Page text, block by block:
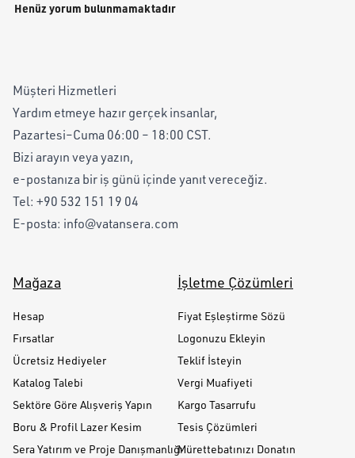
Henüz yorum bulunmamaktadır
Müşteri Hizmetleri
Yardım etmeye hazır gerçek insanlar,
Pazartesi–Cuma 06:00 – 18:00 CST.
Bizi arayın veya yazın,
e-postanıza bir iş günü içinde yanıt vereceğiz.
Tel: +90 532 151 19 04
E-posta: info@vatansera.com
Mağaza
Hesap
Fırsatlar
Ücretsiz Hediyeler
Katalog Talebi
Sektöre Göre Alışveriş Yapın
Boru & Profil Lazer Kesim
Sera Yatırım ve Proje Danışmanlığı
İşletme Çözümleri
Fiyat Eşleştirme Sözü
Logonuzu Ekleyin
Teklif İsteyin
Vergi Muafiyeti
Kargo Tasarrufu
Tesis Çözümleri
Mürettebatınızı Donatın